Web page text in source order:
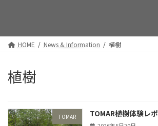
HOME News & Information 植樹
植樹
TOMAR TOMAR植樹体験レポ